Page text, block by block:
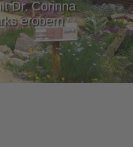
Dr. Corinna
erobern